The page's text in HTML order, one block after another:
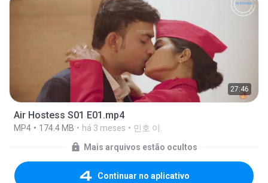
27:46
Air Hostess S01 E01.mp4
MP4 174.4 MB há 3 meses
민호 이.
Mais arquivos estão ocultos
Continuar no aplicativo